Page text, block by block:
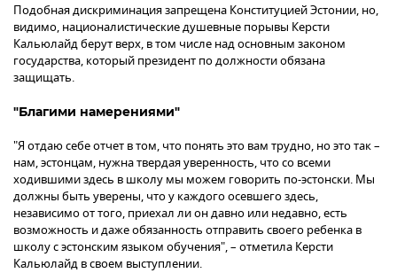
Подобная дискриминация запрещена Конституцией Эстонии, но,
видимо, националистические душевные порывы Керсти
Кальюлайд берут верх, в том числе над основным законом
государства, который президент по должности обязана
защищать.
"Благими намерениями"
"Я отдаю себе отчет в том, что понять это вам трудно, но это так –
нам, эстонцам, нужна твердая уверенность, что со всеми
ходившими здесь в школу мы можем говорить по-эстонски. Мы
должны быть уверены, что у каждого осевшего здесь,
независимо от того, приехал ли он давно или недавно, есть
возможность и даже обязанность отправить своего ребенка в
школу с эстонским языком обучения", – отметила Керсти
Кальюлайд в своем выступлении.